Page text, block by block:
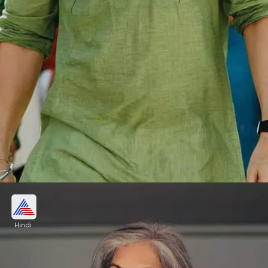
सुपरस्टार संजय खान का बेटा जायद खान का फिल्मी करियर
महाडिजास्टर रहा। उन्होंने अपने दम पर कोई हिट नहीं दी। वे भी
दोबारा स्क्रीन पर वापसी करने की तैयारी में है।
Hindi